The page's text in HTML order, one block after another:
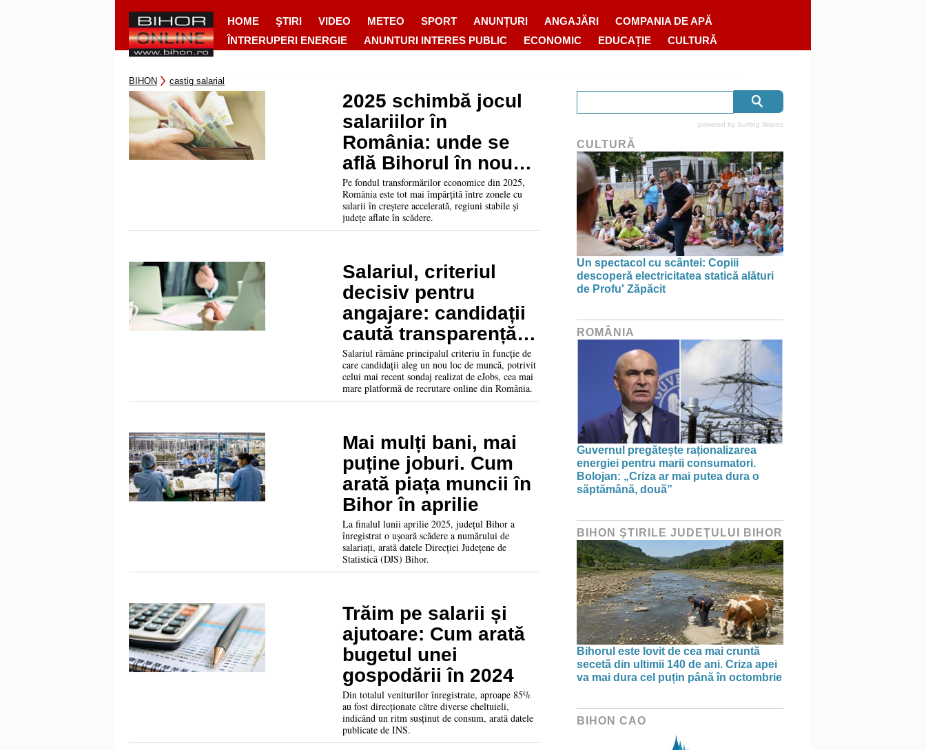
HOME ŞTIRI VIDEO METEO SPORT ANUNȚURI ANGAJĂRI
COMPANIA DE APĂ
ÎNTRERUPERI ENERGIE
ANUNTURI INTERES PUBLIC ECONOMIC EDUCAȚIE CULTURĂ
BIHON castig salarial
2025 schimbă jocul
salariilor în
România: unde se
află Bihorul în noua
hartă economică
Pe fondul transformărilor economice din 2025,
România este tot mai împărțită între zonele cu
salarii în creștere accelerată, regiuni stabile și
județe aflate în scădere.
Salariul, criteriul
decisiv pentru
angajare: candidații
caută transparență,
iar angajatorii
reacționează
Salariul rămâne principalul criteriu în funcție de
care candidații aleg un nou loc de muncă, potrivit
celui mai recent sondaj realizat de eJobs, cea mai
mare platformă de recrutare online din România.
Mai mulți bani, mai
puține joburi. Cum
arată piața muncii în
Bihor în aprilie
La finalul lunii aprilie 2025, județul Bihor a
înregistrat o ușoară scădere a numărului de
salariați, arată datele Direcției Județene de
Statistică (DJS) Bihor.
Trăim pe salarii și
ajutoare: Cum arată
bugetul unei
gospodării în 2024
Din totalul veniturilor înregistrate, aproape 85%
au fost direcționate către diverse cheltuieli,
indicând un ritm susținut de consum, arată datele
publicate de INS.
powered by Surfing Waves
CULTURĂ
Un spectacol cu scântei: Copiii
descoperă electricitatea statică alături
de Profu' Zăpăcit
ROMÂNIA
Guvernul pregătește raționalizarea
energiei pentru marii consumatori.
Bolojan: „Criza ar mai putea dura o
săptămână, două”
BIHON ŞTIRILE JUDEŢULUI BIHOR
Bihorul este lovit de cea mai cruntă
secetă din ultimii 140 de ani. Criza apei
va mai dura cel puțin până în octombrie
BIHON CAO